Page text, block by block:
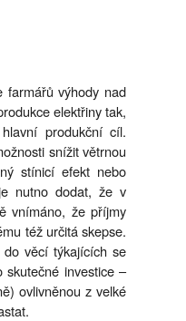
farmářů výhody nad
elektřiny tak,
produkční cíl.
snížit větrnou
stínicí efekt nebo
nutno dodat, že v
vnímáno, že příjmy
též určitá skepse.
do věcí týkajících se
investice –
ovlivněnou z velké